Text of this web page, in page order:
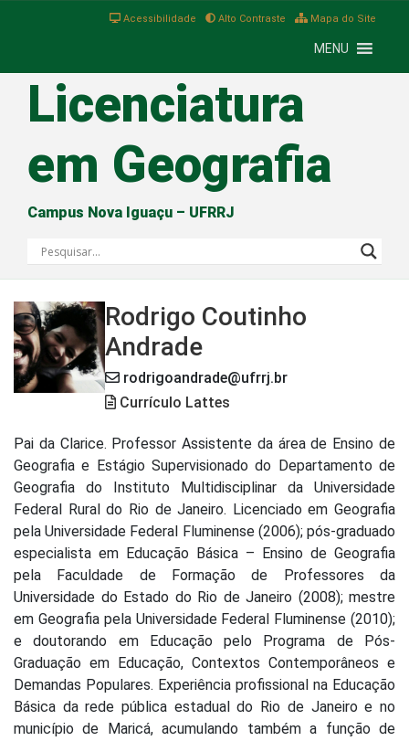
Mapa do Site
Alto Contraste
Acessibilidade
MENU
Licenciatura
em Geografia
Campus Nova Iguaçu – UFRRJ
Rodrigo Coutinho
Andrade
rodrigoandrade@ufrrj.br
Currículo Lattes
Pai da Clarice. Professor Assistente da área de Ensino de
Geografia e Estágio Supervisionado do Departamento de
Geografia do Instituto Multidisciplinar da Universidade
Federal Rural do Rio de Janeiro. Licenciado em Geografia
pela Universidade Federal Fluminense (2006); pós-graduado
especialista em Educação Básica – Ensino de Geografia
pela Faculdade de Formação de Professores da
Universidade do Estado do Rio de Janeiro (2008); mestre
em Geografia pela Universidade Federal Fluminense (2010);
e doutorando em Educação pelo Programa de Pós-
Graduação em Educação, Contextos Contemporâneos e
Demandas Populares. Experiência profissional na Educação
Básica da rede pública estadual do Rio de Janeiro e no
município de Maricá, acumulando também a função de